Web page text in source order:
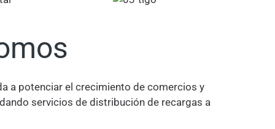
a potenciar el crecimiento de comercios y
servicios de distribución de recargas a